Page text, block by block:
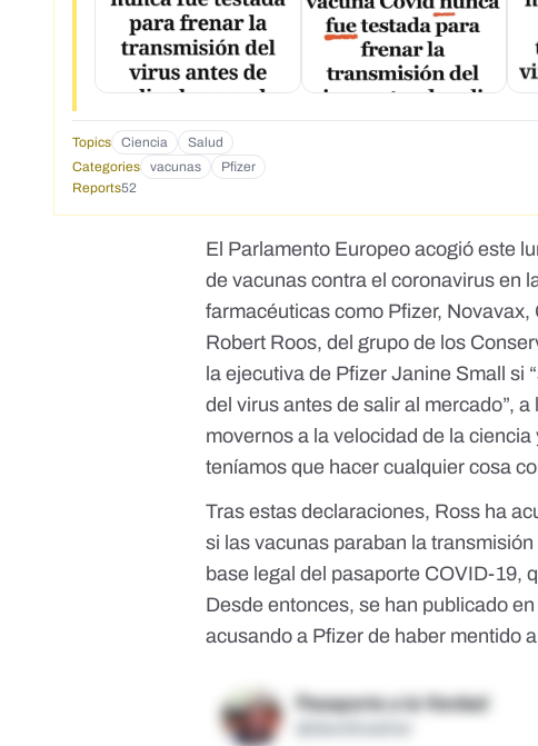
Topics Ciencia Salud
Categories
vacunas
Pfizer
Reports52
El Parlamento Europeo acogió este
de vacunas contra el coronavirusen
farmacéuticas como Pfizer,
Robert Roos, del grupo de los
la ejecutiva de Pfizer Janine Small si
del virus antes de salir al mercado”,
movernos a la velocidad de la
teníamos que hacer cualquier cosa
Tras estas declaraciones, Ross ha
si las vacunas paraban la
base legal del pasaporte COVID-19,
Desde entonces, se han publicado
acusando a Pfizer de haber mentido